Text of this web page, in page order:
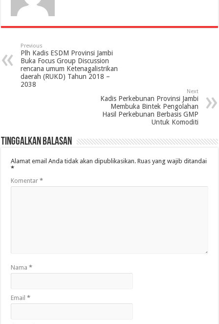
Previous
Plh Kadis ESDM Provinsi Jambi
Buka Focus Group Discussion
rencana umum Ketenagalistrikan
daerah (RUKD) Tahun 2018 –
2038
Next
Kadis Perkebunan Provinsi Jambi
Membuka Bintek Pengolahan
Hasil Perkebunan Berbasis GMP
Untuk Komoditi
Tinggalkan Balasan
Alamat email Anda tidak akan dipublikasikan. Ruas yang wajib ditandai
*
Komentar*
Nama*
Email*